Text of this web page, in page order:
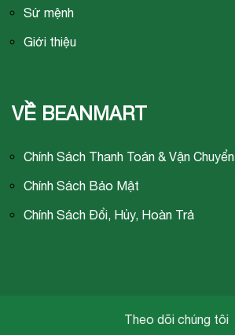
Sứ mệnh
Giới thiệu
VỀ BEANMART
Chính Sách Thanh Toán & Vận Chuyển
Chính Sách Bảo Mật
Chính Sách Đổi, Hủy, Hoàn Trả
Theo dõi chúng tôi